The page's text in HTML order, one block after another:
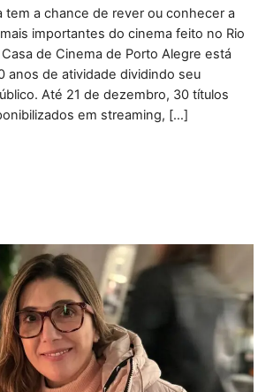
tem a chance de rever ou conhecer a
importantes do cinema feito no Rio
de Cinema de Porto Alegre está
anos de atividade dividindo seu
Até 21 de dezembro, 30 títulos
em streaming, […]